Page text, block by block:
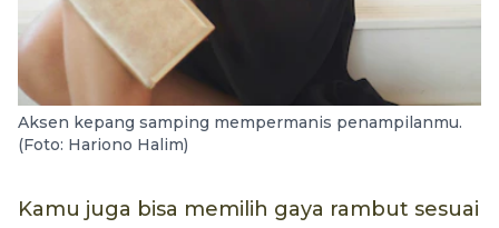
Aksen kepang samping mempermanis penampilanmu.
(Foto: Hariono Halim)
Kamu juga bisa memilih gaya rambut sesuai